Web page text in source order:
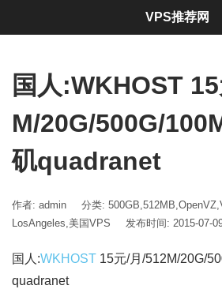
国人:WKHOST
M/20G/500G/
矶quadranet
作者: admin 分类: 500GB,512MB,OpenVZ,
LosAngeles,美国VPS 发布时间: 2015-07-
国人:WKHOST 15元/月/512M/20G/
quadranet
VPS推荐网